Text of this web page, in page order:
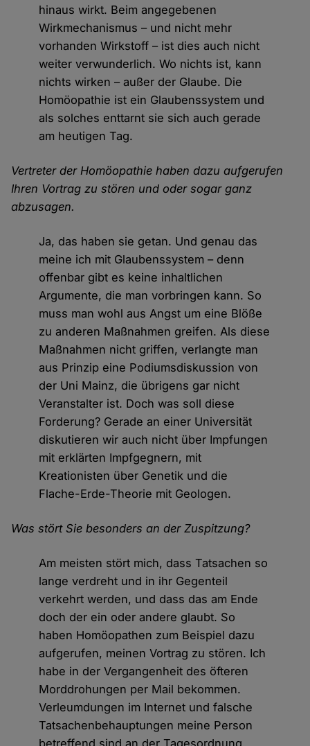
hinaus wirkt. Beim angegebenen
Wirkmechanismus – und nicht mehr
vorhanden Wirkstoff – ist dies auch nicht
weiter verwunderlich. Wo nichts ist, kann
nichts wirken – außer der Glaube. Die
Homöopathie ist ein Glaubenssystem und
als solches enttarnt sie sich auch gerade
am heutigen Tag.
Vertreter der Homöopathie haben dazu aufgerufen
Ihren Vortrag zu stören und oder sogar ganz
abzusagen.
Ja, das haben sie getan. Und genau das
meine ich mit Glaubenssystem – denn
offenbar gibt es keine inhaltlichen
Argumente, die man vorbringen kann. So
muss man wohl aus Angst um eine Blöße
zu anderen Maßnahmen greifen. Als diese
Maßnahmen nicht griffen, verlangte man
aus Prinzip eine Podiumsdiskussion von
der Uni Mainz, die übrigens gar nicht
Veranstalter ist. Doch was soll diese
Forderung? Gerade an einer Universität
diskutieren wir auch nicht über Impfungen
mit erklärten Impfgegnern, mit
Kreationisten über Genetik und die
Flache-Erde-Theorie mit Geologen.
Was stört Sie besonders an der Zuspitzung?
Am meisten stört mich, dass Tatsachen so
lange verdreht und in ihr Gegenteil
verkehrt werden, und dass das am Ende
doch der ein oder andere glaubt. So
haben Homöopathen zum Beispiel dazu
aufgerufen, meinen Vortrag zu stören. Ich
habe in der Vergangenheit des öfteren
Morddrohungen per Mail bekommen.
Verleumdungen im Internet und falsche
Tatsachenbehauptungen meine Person